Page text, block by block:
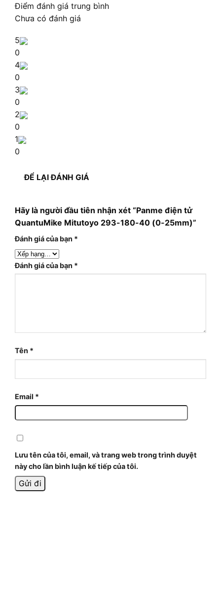
Điểm đánh giá trung bình
Chưa có đánh giá
5
0
4
0
3
0
2
0
1
0
ĐỂ LẠI ĐÁNH GIÁ
Hãy là người đầu tiên nhận xét “Panme điện tử
QuantuMike Mitutoyo 293-180-40 (0-25mm)”
Đánh giá của bạn *
Đánh giá của bạn *
Tên *
Email *
Lưu tên của tôi, email, và trang web trong trình duyệt
này cho lần bình luận kế tiếp của tôi.